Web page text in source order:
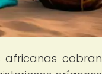
africanas cobran